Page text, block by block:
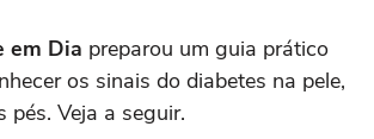
em Dia preparou um guia prático
os sinais do diabetes na pele,
pés. Veja a seguir.